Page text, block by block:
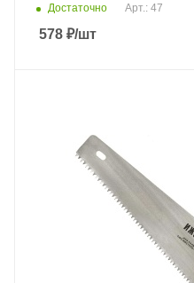
Достаточно Арт.: 47
578 ₽/шт